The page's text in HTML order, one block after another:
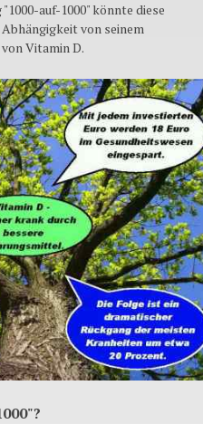
auf-1000" könnte diese
von seinem
Vitamin D.